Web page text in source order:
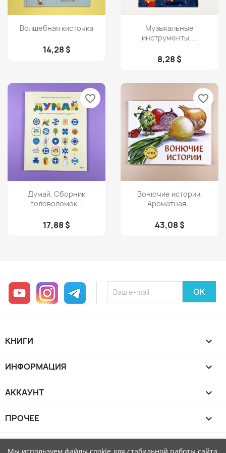
Просмотр
Волшебная кисточка
14,28 $
Просмотр
Музыкальные
инструменты....
8,28 $
Просмотр
Думай. Сборник
головоломок...
17,88 $
favorite_border
Просмотр
Вонючие истории.
Ароматная...
43,08 $
favorite_border
YouTube InstagramTelegram
КНИГИ 
ИНФОРМАЦИЯ 
АККАУНТ 
ПРОЧЕЕ 